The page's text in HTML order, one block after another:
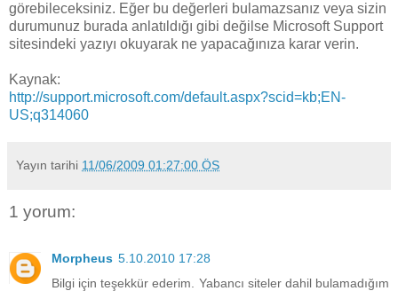
görebileceksiniz. Eğer bu değerleri bulamazsanız veya sizin
durumunuz burada anlatıldığı gibi değilse Microsoft Support
sitesindeki yazıyı okuyarak ne yapacağınıza karar verin.
Kaynak:
http://support.microsoft.com/default.aspx?scid=kb;EN-
US;q314060
Yayın tarihi 11/06/2009 01:27:00 ÖS
1 yorum:
Morpheus 5.10.2010 17:28
Bilgi için teşekkür ederim. Yabancı siteler dahil bulamadığım